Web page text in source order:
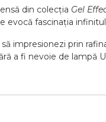
din colecția Gel
fascinația
impresionezi prin
a fi nevoie de lampă